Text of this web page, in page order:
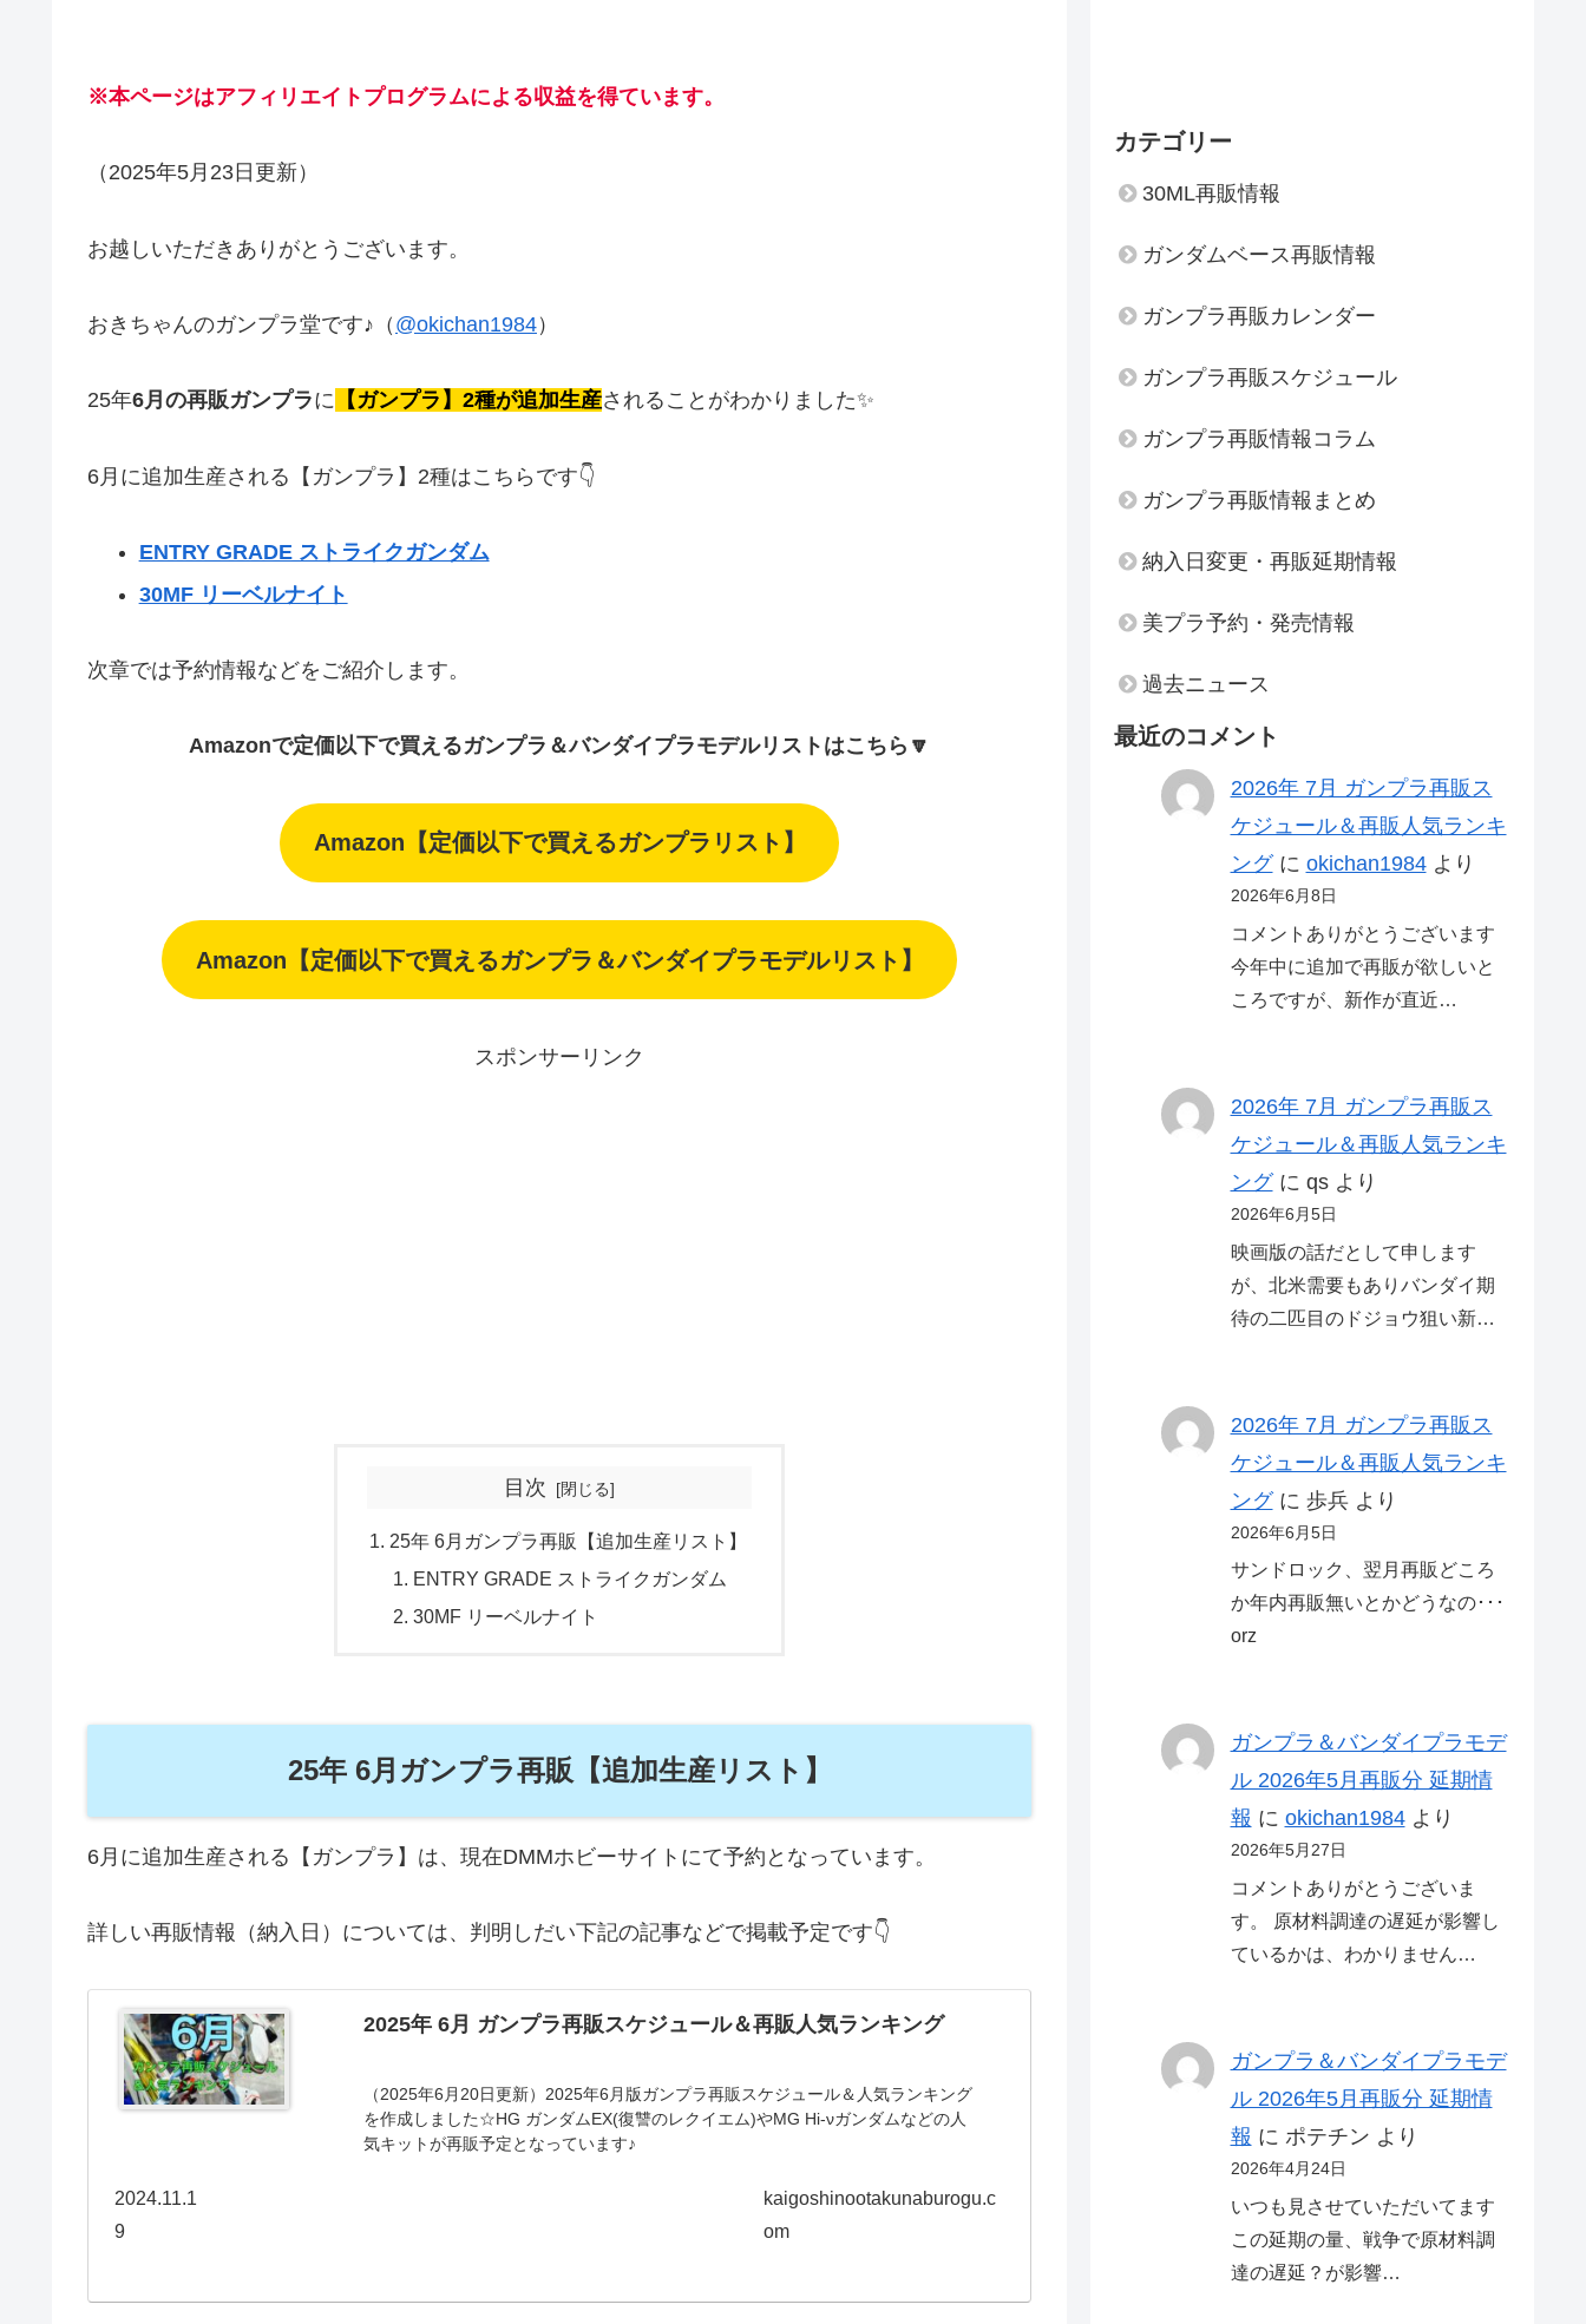
※本ページはアフィリエイトプログラムによる収益を得ています。
（2025年5月23日更新）
お越しいただきありがとうございます。
おきちゃんのガンプラ堂です♪（ @okichan1984）
25年6月の再販ガンプラに 【ガンプラ】2種が追加生産されることがわかりました✨
6月に追加生産される【ガンプラ】2種はこちらです👇
ENTRY GRADE ストライクガンダム
30MF リーベルナイト
次章では予約情報などをご紹介します。
Amazonで定価以下で買えるガンプラ＆バンダイプラモデルリストはこちら🔽
Amazon【定価以下で買えるガンプラリスト】
Amazon【定価以下で買えるガンプラ＆バンダイプラモデルリスト】
スポンサーリンク
目次
25年 6月ガンプラ再販【追加生産リスト】
ENTRY GRADE ストライクガンダム
30MF リーベルナイト
25年 6月ガンプラ再販【追加生産リスト】
6月に追加生産される【ガンプラ】は、現在DMMホビーサイトにて予約となっています。
詳しい再販情報（納入日）については、判明しだい下記の記事などで掲載予定です👇
2025年 6月 ガンプラ再販スケジュール＆再販人気ランキング
（2025年6月20日更新）2025年6月版ガンプラ再販スケジュール＆人気ランキング
を作成しました☆HG ガンダムEX(復讐のレクイエム)やMG Hi-νガンダムなどの人
気キットが再販予定となっています♪
kaigoshinootakunaburogu.c
om
2024.11.1
9
カテゴリー
30ML再販情報
ガンダムベース再販情報
ガンプラ再販カレンダー
ガンプラ再販スケジュール
ガンプラ再販情報コラム
ガンプラ再販情報まとめ
納入日変更・再販延期情報
美プラ予約・発売情報
過去ニュース
最近のコメント
2026年 7月 ガンプラ再販ス
ケジュール＆再販人気ランキ
ングに okichan1984より
2026年6月8日
コメントありがとうございます
今年中に追加で再販が欲しいと
ころですが、新作が直近…
2026年 7月 ガンプラ再販ス
ケジュール＆再販人気ランキ
ングに qsより
2026年6月5日
映画版の話だとして申します
が、北米需要もありバンダイ期
待の二匹目のドジョウ狙い新…
2026年 7月 ガンプラ再販ス
ケジュール＆再販人気ランキ
ングに 歩兵より
2026年6月5日
サンドロック、翌月再販どころ
か年内再販無いとかどうなの･･･
orz
ガンプラ＆バンダイプラモデ
ル 2026年5月再販分 延期情
報 に okichan1984より
2026年5月27日
コメントありがとうございま
す。 原材料調達の遅延が影響し
ているかは、わかりません…
ガンプラ＆バンダイプラモデ
ル 2026年5月再販分 延期情
報 に ポテチン より
2026年4月24日
いつも見させていただいてます
この延期の量、戦争で原材料調
達の遅延？が影響…